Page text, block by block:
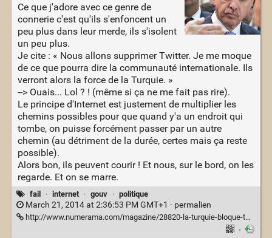
Ce que j'adore avec ce genre de
connerie c'est qu'ils s'enfoncent un
peu plus dans leur merde, ils s'isolent
un peu plus.
Je cite : « Nous allons supprimer Twitter. Je me moque
de ce que pourra dire la communauté internationale. Ils
verront alors la force de la Turquie. »
--> Ouais... Lol ? ! (même si ça ne me fait pas rire).
Le principe d'Internet est justement de multiplier les
chemins possibles pour que quand y'a un endroit qui
tombe, on puisse forcément passer par un autre
chemin (au détriment de la durée, certes mais ça reste
possible).
Alors bon, ils peuvent courir ! Et nous, sur le bord, on les
regarde. Et on se marre.
fail · internet · gouv · politique
March 21, 2014 at 2:36:53 PM GMT+1 · permalien
http://www.numerama.com/magazine/28820-la-turquie-bloque-twitter.html
·